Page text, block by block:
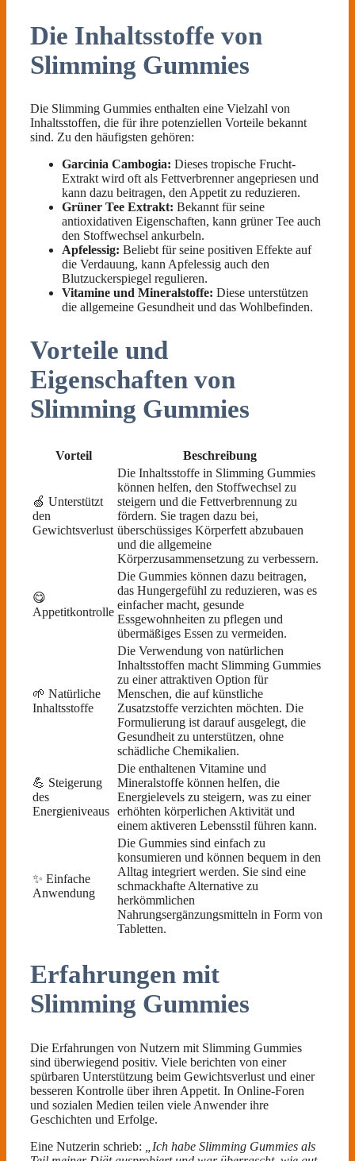
Die Inhaltsstoffe von
Slimming Gummies
Die Slimming Gummies enthalten eine Vielzahl von
Inhaltsstoffen, die für ihre potenziellen Vorteile bekannt
sind. Zu den häufigsten gehören:
Garcinia Cambogia: Dieses tropische Frucht-
Extrakt wird oft als Fettverbrenner angepriesen und
kann dazu beitragen, den Appetit zu reduzieren.
Grüner Tee Extrakt: Bekannt für seine
antioxidativen Eigenschaften, kann grüner Tee auch
den Stoffwechsel ankurbeln.
Apfelessig: Beliebt für seine positiven Effekte auf
die Verdauung, kann Apfelessig auch den
Blutzuckerspiegel regulieren.
Vitamine und Mineralstoffe: Diese unterstützen
die allgemeine Gesundheit und das Wohlbefinden.
Vorteile und
Eigenschaften von
Slimming Gummies
Vorteil Beschreibung
🍏 Unterstützt
den
Gewichtsverlust
Die Inhaltsstoffe in Slimming Gummies
können helfen, den Stoffwechsel zu
steigern und die Fettverbrennung zu
fördern. Sie tragen dazu bei,
überschüssiges Körperfett abzubauen
und die allgemeine
Körperzusammensetzung zu verbessern.
😋
Appetitkontrolle
Die Gummies können dazu beitragen,
das Hungergefühl zu reduzieren, was es
einfacher macht, gesunde
Essgewohnheiten zu pflegen und
übermäßiges Essen zu vermeiden.
🌱 Natürliche
Inhaltsstoffe
Die Verwendung von natürlichen
Inhaltsstoffen macht Slimming Gummies
zu einer attraktiven Option für
Menschen, die auf künstliche
Zusatzstoffe verzichten möchten. Die
Formulierung ist darauf ausgelegt, die
Gesundheit zu unterstützen, ohne
schädliche Chemikalien.
💪 Steigerung
des
Energieniveaus
Die enthaltenen Vitamine und
Mineralstoffe können helfen, die
Energielevels zu steigern, was zu einer
erhöhten körperlichen Aktivität und
einem aktiveren Lebensstil führen kann.
✨ Einfache
Anwendung
Die Gummies sind einfach zu
konsumieren und können bequem in den
Alltag integriert werden. Sie sind eine
schmackhafte Alternative zu
herkömmlichen
Nahrungsergänzungsmitteln in Form von
Tabletten.
Erfahrungen mit
Slimming Gummies
Die Erfahrungen von Nutzern mit Slimming Gummies
sind überwiegend positiv. Viele berichten von einer
spürbaren Unterstützung beim Gewichtsverlust und einer
besseren Kontrolle über ihren Appetit. In Online-Foren
und sozialen Medien teilen viele Anwender ihre
Geschichten und Erfolge.
Eine Nutzerin schrieb:
„Ich habe Slimming Gummies als